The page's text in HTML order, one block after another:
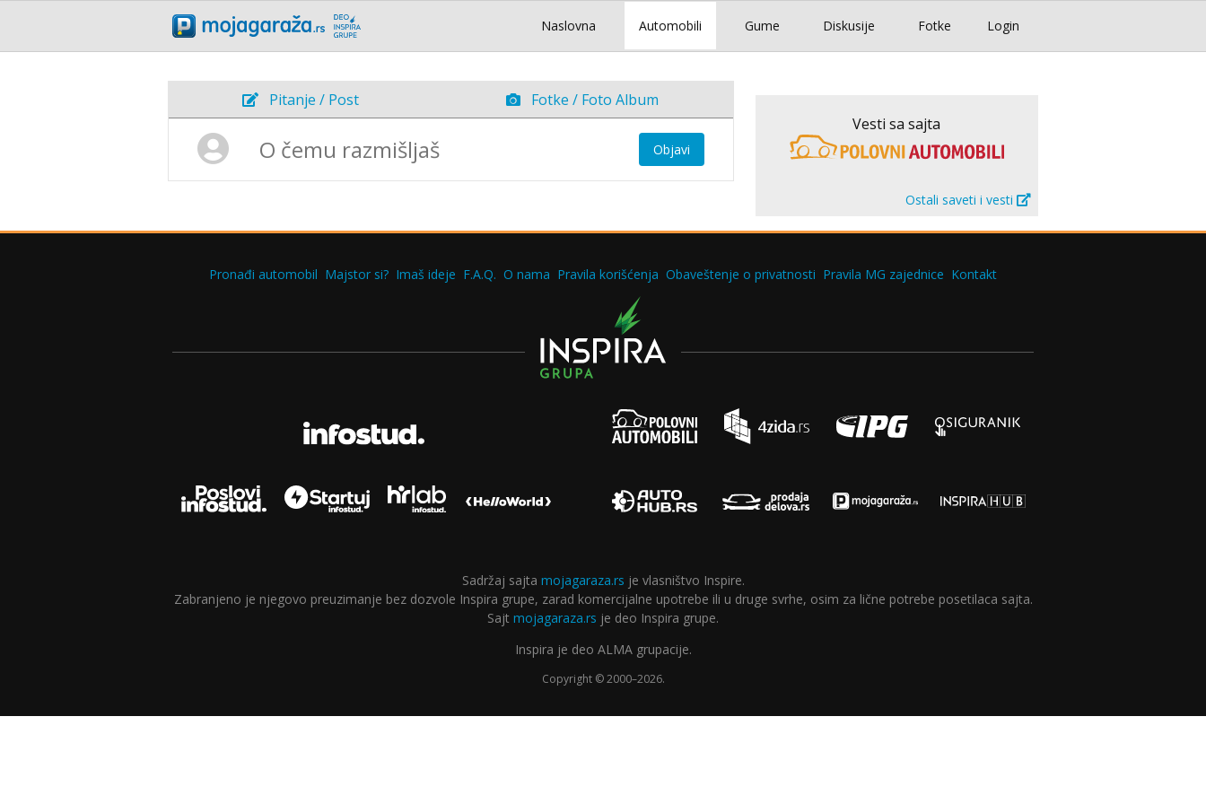
Login
Naslovna Automobili Gume Diskusije Fotke
Pitanje / Post Fotke / Foto Album
Objavi
Vesti sa sajta
Ostali saveti i vesti
Pronađi automobil Majstor si? Imaš ideje F.A.Q. O nama Pravila korišćenja Obaveštenje o privatnosti Pravila MG zajednice Kontakt
Sadržaj sajta mojagaraza.rs je vlasništvo Inspire.
Zabranjeno je njegovo preuzimanje bez dozvole Inspira grupe, zarad komercijalne upotrebe ili u druge svrhe, osim za lične potrebe posetilaca sajta.
Sajt mojagaraza.rs je deo Inspira grupe.
Inspira je deo ALMA grupacije.
Copyright © 2000–2026.